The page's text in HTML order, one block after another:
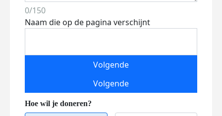
0/150
Naam die op de pagina verschijnt
Volgende
Volgende